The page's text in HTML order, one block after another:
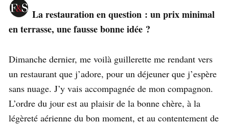
La restauration en question : un prix minimal
en terrasse, une fausse bonne idée ?
Dimanche dernier, me voilà guillerette me rendant vers
un restaurant que j’adore, pour un déjeuner que j’espère
sans nuage. J’y vais accompagnée de mon compagnon.
L’ordre du jour est au plaisir de la bonne chère, à la
légèreté aérienne du bon moment, et au contentement de